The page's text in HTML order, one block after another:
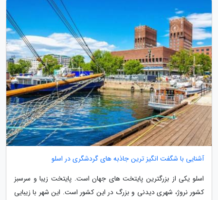
آشنایی با شگفت انگیز ترین جاذبه های گردشگری در اسلو
اسلو یکی از بزرگترین پایتخت های جهان است. پایتخت زیبا و سرسبز
کشور نروژ، شهری دیدنی و بزرگ در این کشور است. این شهر با زیبایی